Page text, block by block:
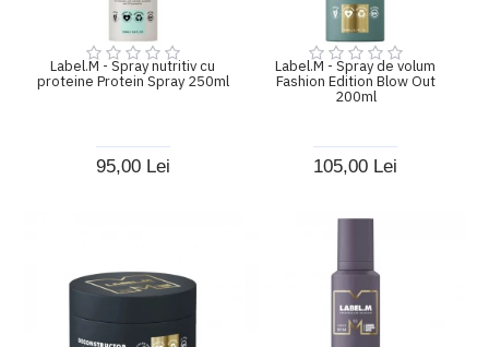
Label.M - Spray nutritiv cu
proteine Protein Spray 250ml
95,00 Lei
Label.M - Spray de volum
Fashion Edition Blow Out
200ml
105,00 Lei